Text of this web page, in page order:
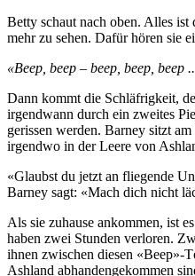
Betty schaut nach oben. Alles ist
mehr zu sehen. Dafür hören sie
«Beep, beep – beep, beep, beep
Dann kommt die Schläfrigkeit,
irgendwann durch ein zweites
gerissen werden. Barney sitzt
irgendwo in der Leere von
«Glaubst du jetzt an fliegende
Barney sagt: «Mach dich nicht
Als sie zuhause ankommen, ist
haben zwei Stunden verloren.
ihnen zwischen diesen «Beep»-
Ashland abhandengekommen